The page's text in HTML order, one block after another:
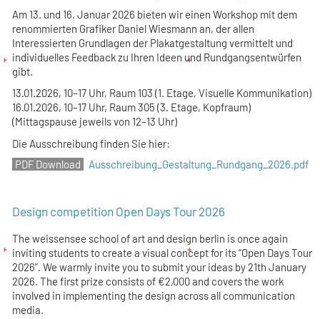
Am 13. und 16. Januar 2026 bieten wir einen Workshop mit dem
renommierten Grafiker Daniel Wiesmann an, der allen
Interessierten Grundlagen der Plakatgestaltung vermittelt und
individuelles Feedback zu Ihren Ideen und Rundgangsentwürfen
gibt.
​13.01.2026, 10–17 Uhr, Raum 103 (1. Etage, Visuelle Kommunikation)
16.01.2026, 10–17 Uhr, Raum 305 (3. Etage, Kopfraum)
(Mittagspause jeweils von 12–13 Uhr)
Die Ausschreibung finden Sie hier:
Ausschreibung_Gestaltung_Rundgang_2026.pdf
Design competition Open Days Tour 2026
The weissensee school of art and design berlin is once again
inviting students to create a visual concept for its “Open Days Tour
2026”. We warmly invite you to submit your ideas by 21th January
2026. The first prize consists of €2,000 and covers the work
involved in implementing the design across all communication
media.